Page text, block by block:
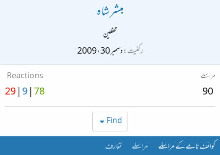
مبشر شاہ
محفلین
رکنیت دسمبر 30، 2009
مراسلے
90
Reactions
78
9
29
Find
کوائف نامے کے مراسلے مراسلے تعارف